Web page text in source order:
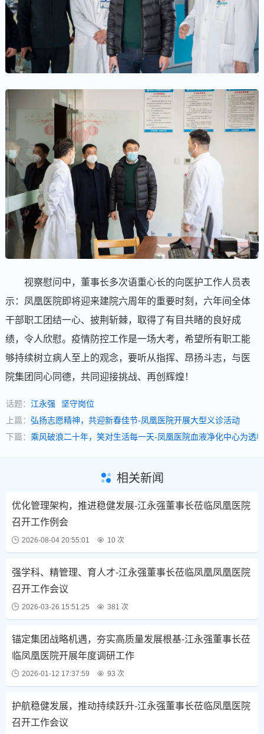
视察慰问中，董事长多次语重心长的向医护工作人员表
示：凤凰医院即将迎来建院六周年的重要时刻，六年间全体
干部职工团结一心、披荆斩棘，取得了有目共睹的良好成
绩，令人欣慰。疫情防控工作是一场大考，希望所有职工能
够持续树立病人至上的观念，要听从指挥、昂扬斗志，与医
院集团同心同德，共同迎接挑战、再创辉煌！
话题： 江永强
坚守岗位
上篇： 弘扬志愿精神，共迎新春佳节-凤凰医院开展大型义诊活动
下篇： 乘风破浪二十年，笑对生活每一天-凤凰医院血液净化中心为透
相关新闻
优化管理架构，推进稳健发展-江永强董事长莅临凤凰医院
召开工作例会
2026-08-04 20:55:01 10 次
强学科、精管理、育人才-江永强董事长莅临凤凰凤凰医院
召开工作会议
2026-03-26 15:51:25 381 次
锚定集团战略机遇，夯实高质量发展根基-江永强董事长莅
临凤凰医院开展年度调研工作
2026-01-12 17:37:59 93 次
护航稳健发展，推动持续跃升-江永强董事长莅临凤凰医院
召开工作会议